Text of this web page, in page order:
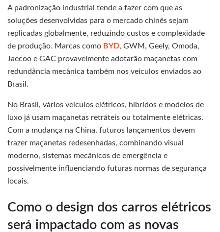
A padronização industrial tende a fazer com que as
soluções desenvolvidas para o mercado chinês sejam
replicadas globalmente, reduzindo custos e complexidade
de produção. Marcas como BYD, GWM, Geely, Omoda,
Jaecoo e GAC provavelmente adotarão maçanetas com
redundância mecânica também nos veículos enviados ao
Brasil.
No Brasil, vários veículos elétricos, híbridos e modelos de
luxo já usam maçanetas retráteis ou totalmente elétricas.
Com a mudança na China, futuros lançamentos devem
trazer maçanetas redesenhadas, combinando visual
moderno, sistemas mecânicos de emergência e
possivelmente influenciando futuras normas de segurança
locais.
Como o design dos carros elétricos
será impactado com as novas